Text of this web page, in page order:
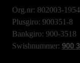
Org.nr: 802003-1954
Plusgiro: 900351-8
Bankgiro: 900-3518
Swishnummer: 900